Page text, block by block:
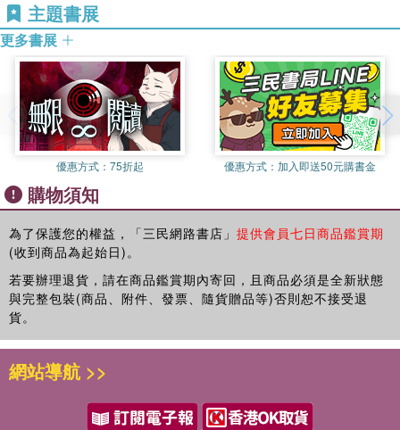
强，便于学习和掌握。中国纺织服装教育学会理事，浙江省纺织工
程学会理事，教育部纺织工程专业指导委员会委员，校重点学科
“纺织材料与纺织品设计”负责人。主要研究方向为纺织材料结构性
能与新型纺织材料开发，主持国家火炬计划项目1项，浙江省自然
科学基金课题1项、绍兴市重点工业项目3项、绍兴市推广项目2
项、重大横向科研项目多项；作为技术负责人参与江苏省火炬计划
2项，参与浙江省科技厅项目1项；发明了“再生蛋白原液、再生蛋
白纤维的生产方法及其产品”技术，2003年获国家发明专利1项，作
为第一主持人获浙江省科技进步奖三等奖1项、绍兴市科技进步奖
二等奖1项，浙江省高校优秀科研成果奖三等奖1项。在学术期刊和
国际国内学术会议上公开发表了30余篇研究论文。
主題書展
更多書展
優惠方式： 75折起 優惠方式： 加入即送50元購書金
購物須知
為了保護您的權益，「三民網路書店」 提供會員七日商品鑑賞期
(收到商品為起始日)。
若要辦理退貨，請在商品鑑賞期內寄回，且商品必須是全新狀態
與完整包裝(商品、附件、發票、隨貨贈品等)否則恕不接受退
貨。
網站導航 >>